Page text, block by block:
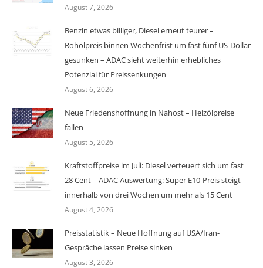
August 7, 2026
Benzin etwas billiger, Diesel erneut teurer –
Rohölpreis binnen Wochenfrist um fast fünf US-Dollar
gesunken – ADAC sieht weiterhin erhebliches
Potenzial für Preissenkungen
August 6, 2026
Neue Friedenshoffnung in Nahost – Heizölpreise
fallen
August 5, 2026
Kraftstoffpreise im Juli: Diesel verteuert sich um fast
28 Cent – ADAC Auswertung: Super E10-Preis steigt
innerhalb von drei Wochen um mehr als 15 Cent
August 4, 2026
Preisstatistik – Neue Hoffnung auf USA/Iran-
Gespräche lassen Preise sinken
August 3, 2026